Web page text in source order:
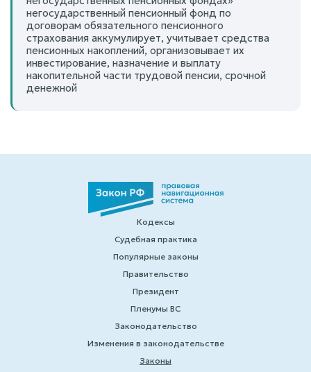
негосударственный пенсионный фонд по
договорам обязательного пенсионного
страхования аккумулирует, учитывает средства
пенсионных накоплений, организовывает их
инвестирование, назначение и выплату
накопительной части трудовой пенсии, срочной
денежной
Кодексы
Судебная практика
Популярные законы
Правительство
Президент
Пленумы ВС
Законодательство
Изменения в законодательстве
Законы